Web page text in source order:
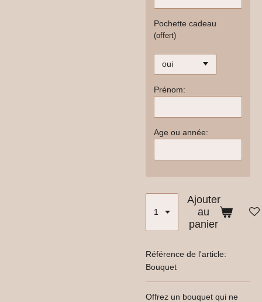
Pochette cadeau
(offert)
Prénom:
Age ou année:
Ajouter
au
panier
Référence de l'article:
Bouquet
Offrez un bouquet qui ne